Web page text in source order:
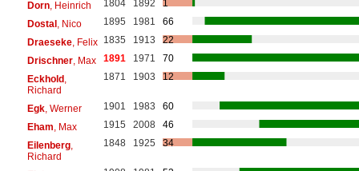
Dorn, Heinrich 1804 1892
1
Dostal, Nico 1895 1981
66
Draeseke, Felix 1835 1913
22
Drischner, Max 1891 1971
70
Eckhold,
Richard
1871 1903 12
Egk, Werner 1901 1983
60
Eham , Max 1915 2008
46
Eilenberg,
Richard
1848 1925 34